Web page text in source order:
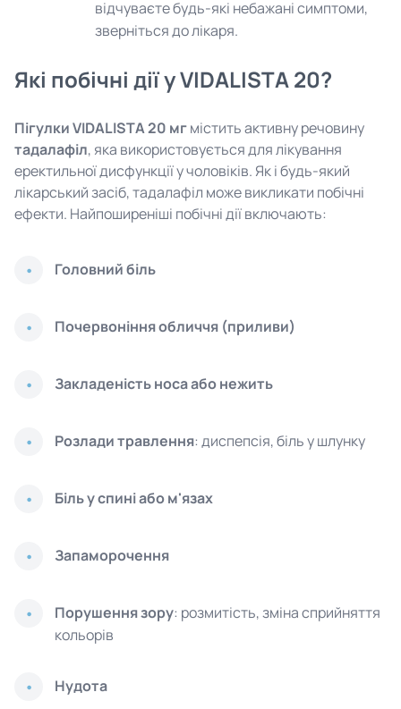
відчуваєте будь-які небажані симптоми,
зверніться до лікаря.
Які побічні дії у VIDALISTA 20?
Пігулки VIDALISTA 20 мгмістить активну речовину
тадалафіл, яка використовується для лікування
еректильної дисфункції у чоловіків. Як і будь-який
лікарський засіб, тадалафіл може викликати побічні
ефекти. Найпоширеніші побічні дії включають:
Головний біль
Почервоніння обличчя (приливи)
Закладеність носа або нежить
Розлади травлення: диспепсія, біль у шлунку
Біль у спині або м'язах
Запаморочення
Порушення зору: розмитість, зміна сприйняття
кольорів
Нудота